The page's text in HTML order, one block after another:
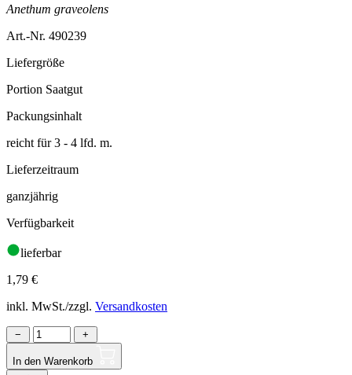
Anethum graveolens
Art.-Nr. 490239
Liefergröße
Portion Saatgut
Packungsinhalt
reicht für 3 - 4 lfd. m.
Lieferzeitraum
ganzjährig
Verfügbarkeit
lieferbar
1,79 €
inkl. MwSt./zzgl. Versandkosten
− +
In den Warenkorb